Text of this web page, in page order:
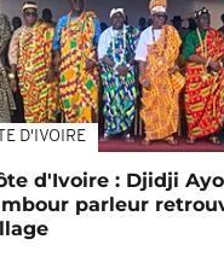
D'IVOIRE
d'Ivoire : Djidji
parleur